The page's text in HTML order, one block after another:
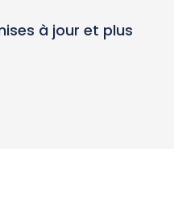
à jour et plus